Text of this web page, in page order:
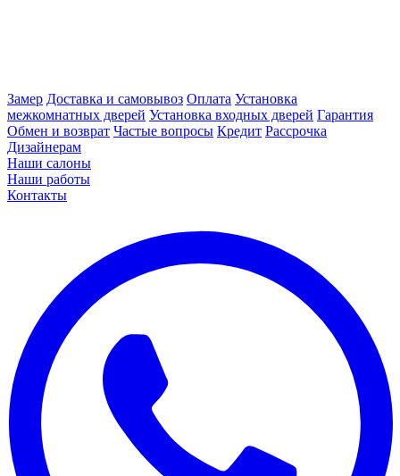
Замер Доставка и самовывоз Оплата Установка
межкомнатных дверей Установка входных дверей Гарантия
Обмен и возврат Частые вопросы Кредит Рассрочка
Дизайнерам
Наши салоны
Наши работы
Контакты